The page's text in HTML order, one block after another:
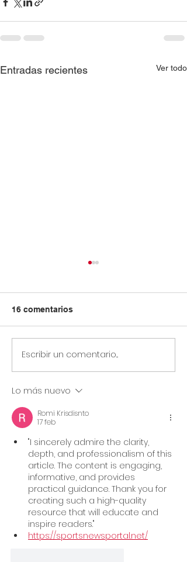
Entradas recientes Ver todo
Circular Rectoral #31:
Académico
16 comentarios
Escribir un comentario...
Lo más nuevo
Romi Krisdisnto
17 feb
"I sincerely admire the clarity,
depth, and professionalism of this
article. The content is engaging,
informative, and provides
practical guidance. Thank you for
creating such a high-quality
resource that will educate and
inspire readers."
https://sportsnewsportal.net/